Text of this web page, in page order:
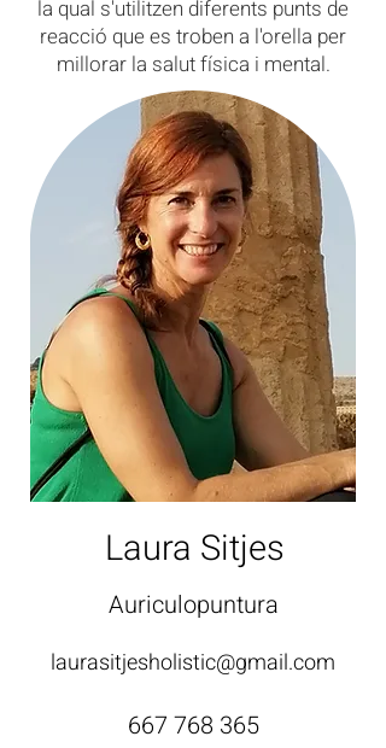
la qual s'utilitzen diferents punts de
reacció que es troben a l'orella per
millorar la salut física i mental.
Laura Sitjes
Auriculopuntura
laurasitjesholistic@gmail.com
667 768 365